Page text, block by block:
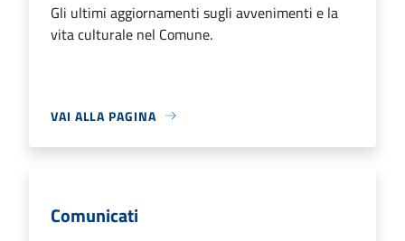
Gli ultimi aggiornamenti sugli avvenimenti e la
vita culturale nel Comune.
VAI ALLA PAGINA
Comunicati